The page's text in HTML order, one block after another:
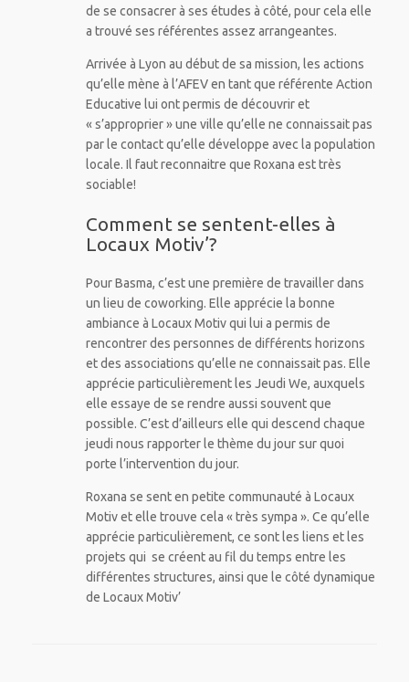
de se consacrer à ses études à côté, pour cela elle
a trouvé ses référentes assez arrangeantes.
Arrivée à Lyon au début de sa mission, les actions
qu’elle mène à l’AFEV en tant que référente Action
Educative lui ont permis de découvrir et
« s’approprier » une ville qu’elle ne connaissait pas
par le contact qu’elle développe avec la population
locale. Il faut reconnaitre que Roxana est très
sociable!
Comment se sentent-elles à
Locaux Motiv’?
Pour Basma, c’est une première de travailler dans
un lieu de coworking. Elle apprécie la bonne
ambiance à Locaux Motiv qui lui a permis de
rencontrer des personnes de différents horizons
et des associations qu’elle ne connaissait pas. Elle
apprécie particulièrement les Jeudi We, auxquels
elle essaye de se rendre aussi souvent que
possible. C’est d’ailleurs elle qui descend chaque
jeudi nous rapporter le thème du jour sur quoi
porte l’intervention du jour.
Roxana se sent en petite communauté à Locaux
Motiv et elle trouve cela « très sympa ». Ce qu’elle
apprécie particulièrement, ce sont les liens et les
projets qui se créent au fil du temps entre les
différentes structures, ainsi que le côté dynamique
de Locaux Motiv’